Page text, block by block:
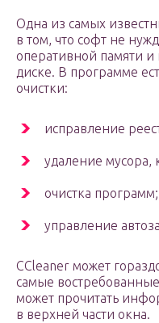
Одна из самых
в том, что софт не
оперативной памяти и
диске. В программе
очистки:
исправление
удаление мусора,
очистка программ;
управление
CCleaner может
самые
может прочитать
в верхней части окна.